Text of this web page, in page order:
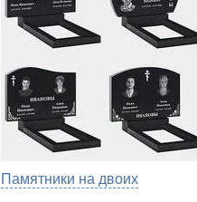
Памятники на двоих